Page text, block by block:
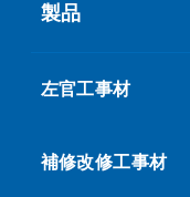
製品
左官工事材
補修改修工事材